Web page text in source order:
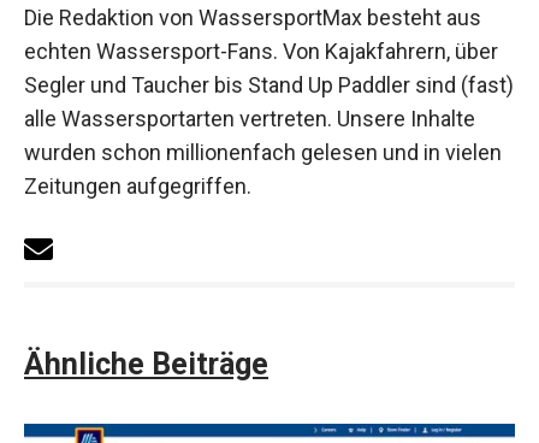
Die Redaktion von WassersportMax besteht aus
echten Wassersport-Fans. Von Kajakfahrern, über
Segler und Taucher bis Stand Up Paddler sind (fast)
alle Wassersportarten vertreten. Unsere Inhalte
wurden schon millionenfach gelesen und in vielen
Zeitungen aufgegriffen.
Ähnliche Beiträge